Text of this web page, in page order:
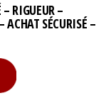
RIGUEUR –
ACHAT SÉCURISÉ –